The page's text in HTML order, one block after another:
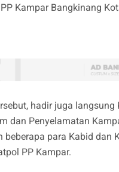
Kampar Bangkinang
hadir juga langsung
dan Penyelamatan
beberapa para Kabid dan
PP Kampar.